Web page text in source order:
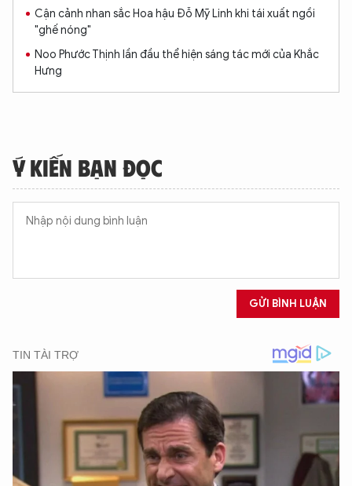
Cận cảnh nhan sắc Hoa hậu Đỗ Mỹ Linh khi tái xuất ngồi
"ghế nóng"
Noo Phước Thịnh lần đầu thể hiện sáng tác mới của Khắc
Hưng
Ý KIẾN BẠN ĐỌC
GỬI BÌNH LUẬN